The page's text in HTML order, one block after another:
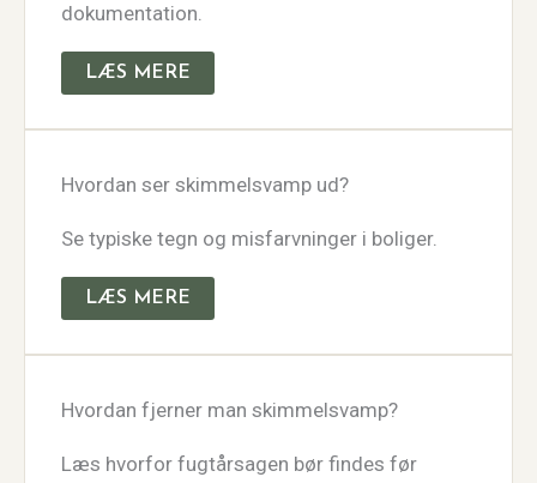
dokumentation.
LÆS MERE
Hvordan ser skimmelsvamp ud?
Se typiske tegn og misfarvninger i boliger.
LÆS MERE
Hvordan fjerner man skimmelsvamp?
Læs hvorfor fugtårsagen bør findes før